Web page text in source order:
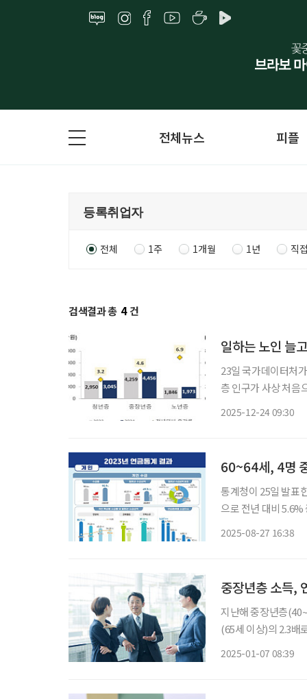
전체뉴스 피플
전체 1주 1개월 1년 직
검색결과 총 4 건
일하는 노인 늘
23일 국가데이터처
층 인구가 사상 처음
2025-12-24 09:30
60~64세, 4명
통계청이 25일 발표
으로 전년 대비
2025-08-27 16:38
중장년층 소득,
지난해 중장년층
(65세 이상)의 2.3배
2025-01-07 08:39